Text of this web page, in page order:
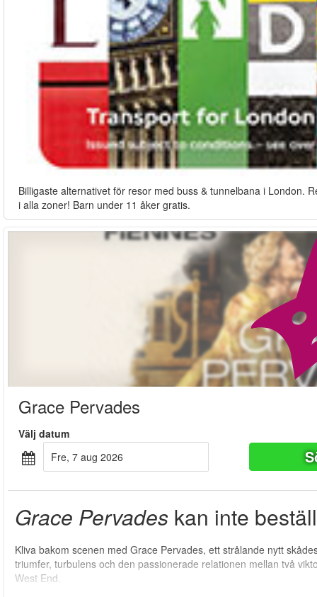
Billigaste alternativet för resor med buss & tunnelbana i London.
i alla zoner! Barn under 11 åker gratis.
Grace Pervades
Välj datum
fre, 7 aug 2026
Grace Pervades kan inte
Kliva bakom scenen med Grace Pervades, ett strålande nytt
triumfer, turbulens och den passionerade relationen mellan två
West End.